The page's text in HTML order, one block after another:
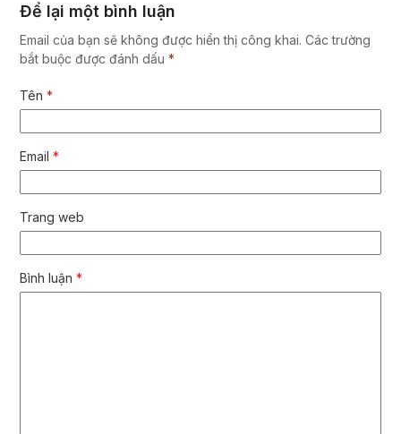
Để lại một bình luận
Email của bạn sẽ không được hiển thị công khai. Các trường
bắt buộc được đánh dấu*
Tên*
Email*
Trang web
Bình luận*